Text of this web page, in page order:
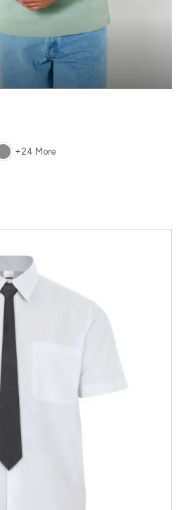
+24 More